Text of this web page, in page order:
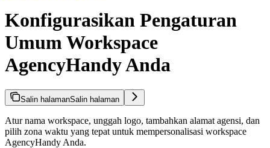
Konfigurasikan Pengaturan
Umum Workspace
AgencyHandy Anda
Salin halamanSalin halaman
Atur nama workspace, unggah logo, tambahkan alamat agensi, dan
pilih zona waktu yang tepat untuk mempersonalisasi workspace
AgencyHandy Anda.